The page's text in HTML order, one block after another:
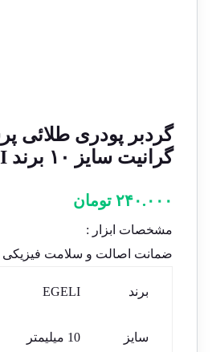
گردبر پودری طلائی
گرانیت سایز ۱۰ برند EGELI
۲۴۰.۰۰۰ تومان
مشخصات ابزار :
ضمانت اصالت و سلامت فیزیکی
برند EGELI
سایز 10 میلیمتر